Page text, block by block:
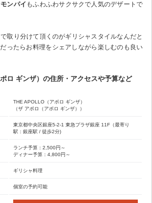
ンパイもふわふわサクサクで人気のデザートで
取り分けて頂くのがギリシャスタイルなんだと
ったらお料理をシェアしながら楽しむのも良い
ロ ギンザ）の住所・アクセスや予算など
THE APOLLO（アポロ ギンザ）
（ザ アポロ（アポロ ギンザ））
東京都中央区銀座5-2-1 東急プラザ銀座 11F（最寄り
駅：銀座駅 / 徒歩2分)
ランチ予算：2,500円～
ディナー予算：4,800円～
ギリシャ料理
個室の予約可能